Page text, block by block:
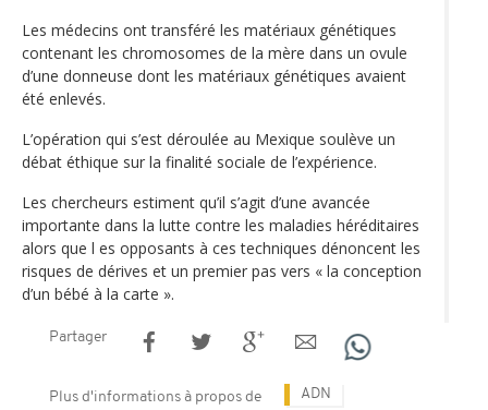
Les médecins ont transféré les matériaux génétiques
contenant les chromosomes de la mère dans un ovule
d’une donneuse dont les matériaux génétiques avaient
été enlevés.
L’opération qui s’est déroulée au Mexique soulève un
débat éthique sur la finalité sociale de l’expérience.
Les chercheurs estiment qu’il s’agit d’une avancée
importante dans la lutte contre les maladies héréditaires
alors que l es opposants à ces techniques dénoncent les
risques de dérives et un premier pas vers « la conception
d’un bébé à la carte ».
Partager
Plus d'informations à propos de ADN